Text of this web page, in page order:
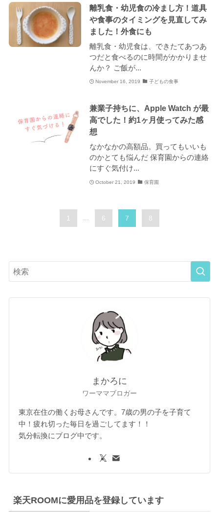
離乳食・幼児食の冷まし方！道具
や食事のタイミングを見直してみ
ました！外食にも
離乳食・幼児食は、できたてあつあ
つだと食べるのに時間がかかりませ
んか？ ご飯が...
November 16, 2019 子どもの食事
兼業子持ちに、Apple Watch が最
高でした！約1ヶ月使ってみた感
想
なかなかの高額品。買ってもいいも
のかとても悩んだ 保育園からの連絡
にすぐ気付け...
October 21, 2019 保育園
1 6 7 8
まかろに
ワーママブロガー
東京在住の働くお母さんです。7歳の男の子を子育て
中！疲れ切った毎日を過ごしてます！！
気分転換にブログ中です。
楽天ROOMに愛用品を登録しています